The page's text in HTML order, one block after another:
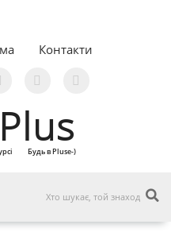
Контакти
Plus
Будь в Pluse-)